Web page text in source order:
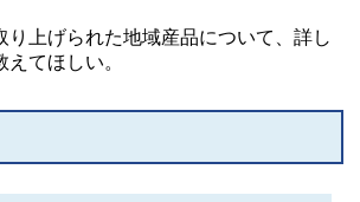
り上げられた地域産品について、詳し
えてほしい。